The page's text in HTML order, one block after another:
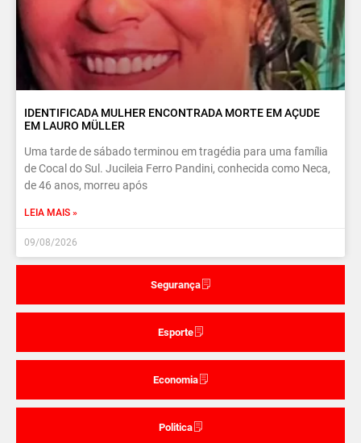
Segurança
Esporte
Economia
Politica
IDENTIFICADA MULHER ENCONTRADA MORTE EM AÇUDE
EM LAURO MÜLLER
Uma tarde de sábado terminou em tragédia para uma família
de Cocal do Sul. Jucileia Ferro Pandini, conhecida como Neca,
de 46 anos, morreu após
LEIA MAIS »
09/08/2026